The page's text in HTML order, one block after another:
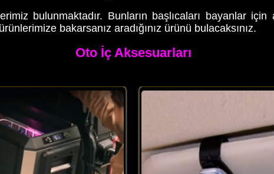
bulunmaktadır. Bunların başlıcaları bayanlar
bakarsanız aradığınız ürünü bulacaksınız.
Oto İç Aksesuarları